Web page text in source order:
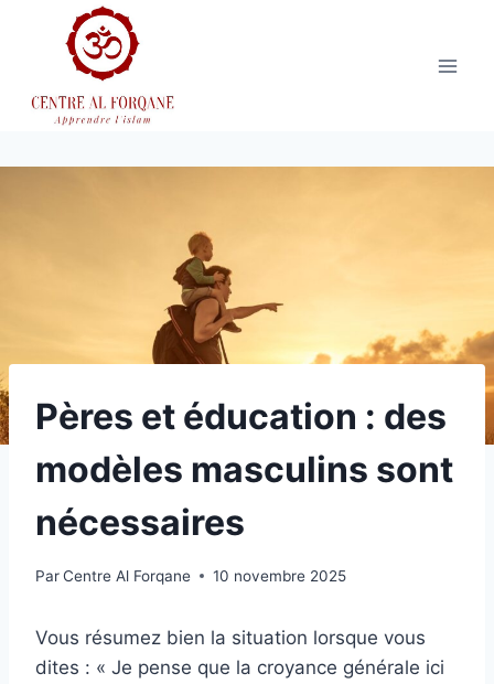
Pères et éducation : des
modèles masculins sont
nécessaires
ParCentre Al Forqane 10 novembre 2025
Vous résumez bien la situation lorsque vous
dites : « Je pense que la croyance générale ici